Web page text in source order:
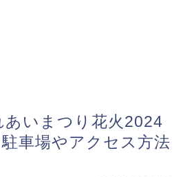
いまつり花火2024
車場やアクセス方法